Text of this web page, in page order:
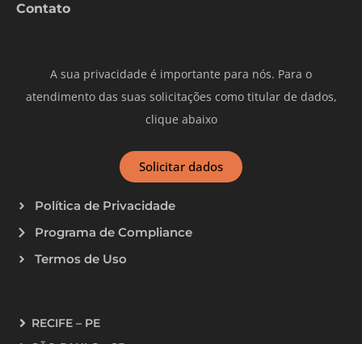
Contato
A sua privacidade é importante para nós. Para o
atendimento das suas solicitações como titular de dados,
clique abaixo
Solicitar dados
Política de Privacidade
Programa de Compliance
Termos de Uso
RECIFE – PE